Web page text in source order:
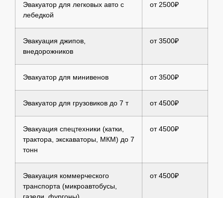
Эвакуатор для легковых авто с
лебедкой
от 2500₽
Эвакуация джипов,
внедорожников
от 3500₽
Эвакуатор для минивенов от 3500₽
Эвакуатор для грузовиков до 7 т от 4500₽
Эвакуация спецтехники (катки,
трактора, экскаваторы, МКМ) до 7
тонн
от 4500₽
Эвакуация коммерческого
транспорта (микроавтобусы,
газели, фургоны)
от 4500₽